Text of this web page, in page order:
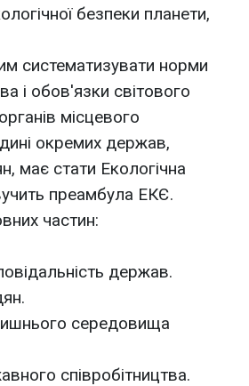
безпеки планети,
систематизувати норми
і обов'язки світового
місцевого
окремих держав,
має стати Екологічна
преамбула ЕКЄ.
частин:
держав.
середовища
співробітництва.